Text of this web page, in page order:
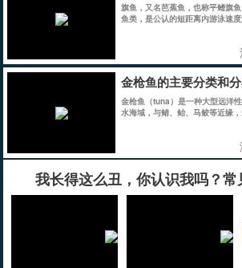
旗鱼，又名芭蕉鱼，也称平鳍旗
鱼类，是公认的短距离内游泳速
金枪鱼的主要分类和
金枪鱼（tuna）是一种大型远洋
水海域，与鲭、鲐、马鲛等近缘
我长得这么丑，你认识我吗？